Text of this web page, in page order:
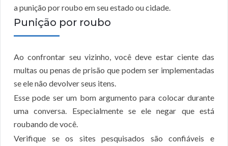
a punição por roubo em seu estado ou cidade.
Punição por roubo
Ao confrontar seu vizinho, você deve estar ciente das
multas ou penas de prisão que podem ser implementadas
se ele não devolver seus itens.
Esse pode ser um bom argumento para colocar durante
uma conversa. Especialmente se ele negar que está
roubando de você.
Verifique se os sites pesquisados são confiáveis e